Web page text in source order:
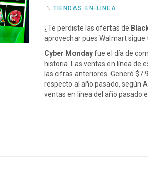
INTIENDAS-EN-LINEA
¿Te perdiste las ofertas de
aprovechar pues Walmart
Cyber ​​Mondayfue el día de
historia. Las ventas en línea de
las cifras anteriores. Generó
respecto al año pasado, según
ventas en línea del año pasado